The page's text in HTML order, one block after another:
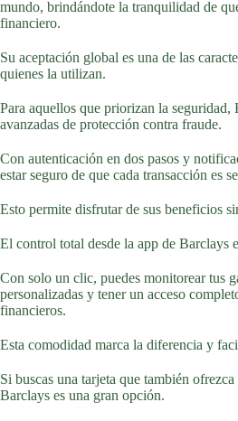
mundo, brindándote la tranquilidad de
financiero.
Su aceptación global es una de las
quienes la utilizan.
Para aquellos que priorizan la seguridad,
avanzadas de protección contra fraude.
Con autenticación en dos pasos y
estar seguro de que cada transacción es
Esto permite disfrutar de sus beneficios
El control total desde la app de Barclays
Con solo un clic, puedes monitorear tus
personalizadas y tener un acceso
financieros.
Esta comodidad marca la diferencia y
Si buscas una tarjeta que también
Barclays es una gran opción.